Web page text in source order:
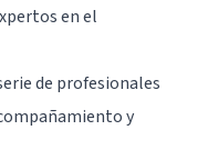
en el
de profesionales
y